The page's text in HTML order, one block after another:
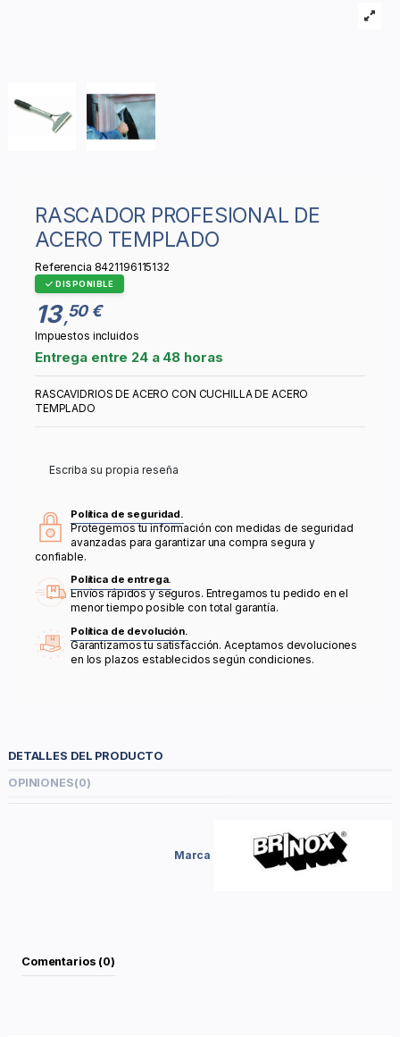
RASCADOR PROFESIONAL DE
ACERO TEMPLADO
Referencia 8421196115132
DISPONIBLE
13 ,50 €
Impuestos incluidos
Entrega entre 24 a 48 horas
RASCAVIDRIOS DE ACERO CON CUCHILLA DE ACERO
TEMPLADO
Escriba su propia reseña
Política de seguridad.
Protegemos tu información con medidas de seguridad
avanzadas para garantizar una compra segura y
confiable.
Política de entrega.
Envíos rápidos y seguros. Entregamos tu pedido en el
menor tiempo posible con total garantía.
Política de devolución.
Garantizamos tu satisfacción. Aceptamos devoluciones
en los plazos establecidos según condiciones.
DETALLES DEL PRODUCTO
OPINIONES(0)
Marca
Comentarios (0)